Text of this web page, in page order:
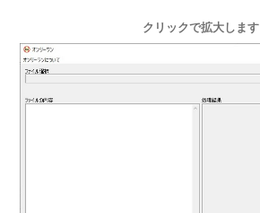
クリックで拡大します